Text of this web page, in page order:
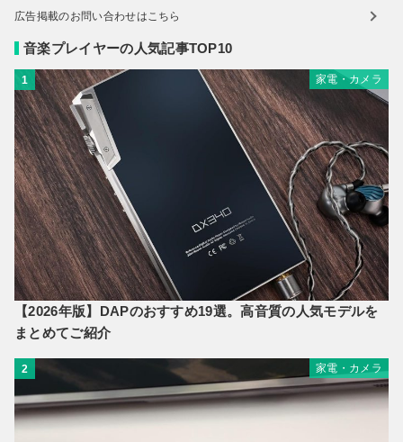
広告掲載のお問い合わせはこちら
音楽プレイヤーの人気記事TOP10
1 家電・カメラ
【2026年版】DAPのおすすめ19選。高音質の人気モデルを
まとめてご紹介
2 家電・カメラ